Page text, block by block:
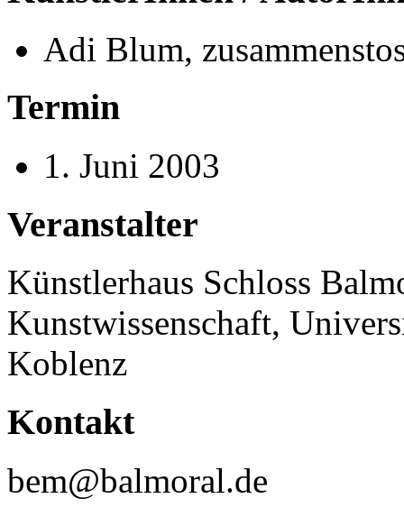
Adi Blum,
Termin
1. Juni 2003
Veranstalter
Künstlerhaus Schloss
Kunstwissenschaft,
Koblenz
Kontakt
bem@balmoral.de